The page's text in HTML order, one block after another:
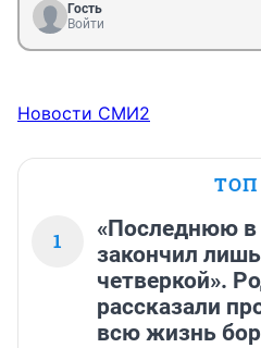
Гость
Войти
Новости СМИ2
ТОП
1
«Последнюю в
закончил
четверкой».
рассказали
всю жизнь